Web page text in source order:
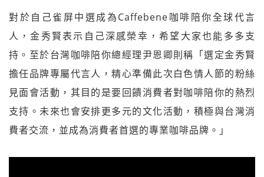
對於自己雀屏中選成為Caffebene咖啡陪你全球代言
人，金秀賢表示自己深感榮幸，希望大家也能多多支
持。至於台灣咖啡陪你總經理尹恩卿則稱「選定金秀賢
擔任品牌專屬代言人，精心準備此次白色情人節的粉絲
見面會活動，其目的是要回饋消費者對咖啡陪你的熱烈
支持。未來也會安排更多元的文化活動，積極與台灣消
費者交流，並成為消費者首選的專業咖啡品牌。」